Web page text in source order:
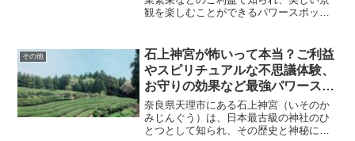
り、御朱印、駐車場、アクセス情
観を楽しむことができるパワースポット
す。本記事では、大洗磯前神社のご利益
やアクセス情報、祀られてい...
その他
石上神宮が怖いって本当？ご利益
やスピリチュアルな不思議体験、
お守りの効果など最強パワースポ
ットを解説！
奈良県天理市にある石上神宮（いそのか
みじんぐう）は、日本最古級の神社のひ
とつとして知られ、その歴史と神秘に満